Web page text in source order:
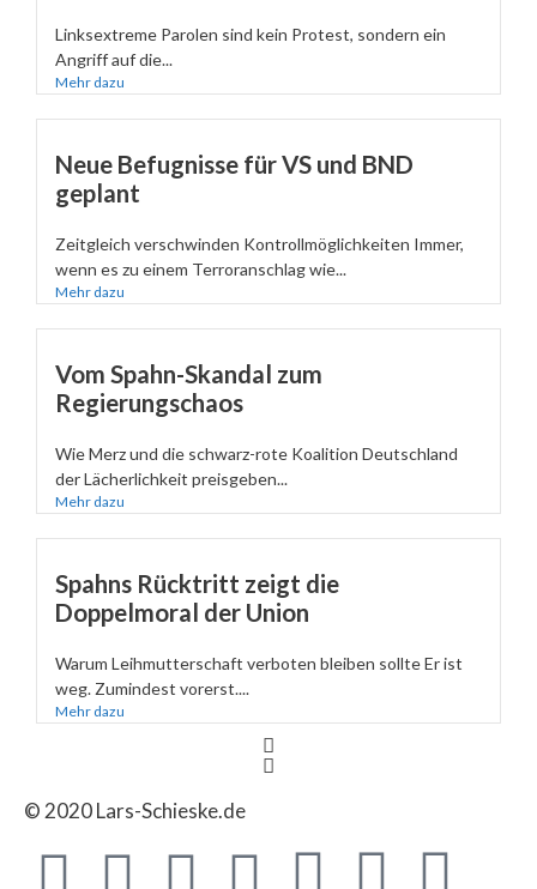
Linksextreme Parolen sind kein Protest, sondern ein
Angriff auf die...
Mehr dazu
Neue Befugnisse für VS und BND
geplant
Zeitgleich verschwinden Kontrollmöglichkeiten Immer,
wenn es zu einem Terroranschlag wie...
Mehr dazu
Vom Spahn-Skandal zum
Regierungschaos
Wie Merz und die schwarz-rote Koalition Deutschland
der Lächerlichkeit preisgeben...
Mehr dazu
Spahns Rücktritt zeigt die
Doppelmoral der Union
Warum Leihmutterschaft verboten bleiben sollte Er ist
weg. Zumindest vorerst....
Mehr dazu
© 2020 Lars-Schieske.de